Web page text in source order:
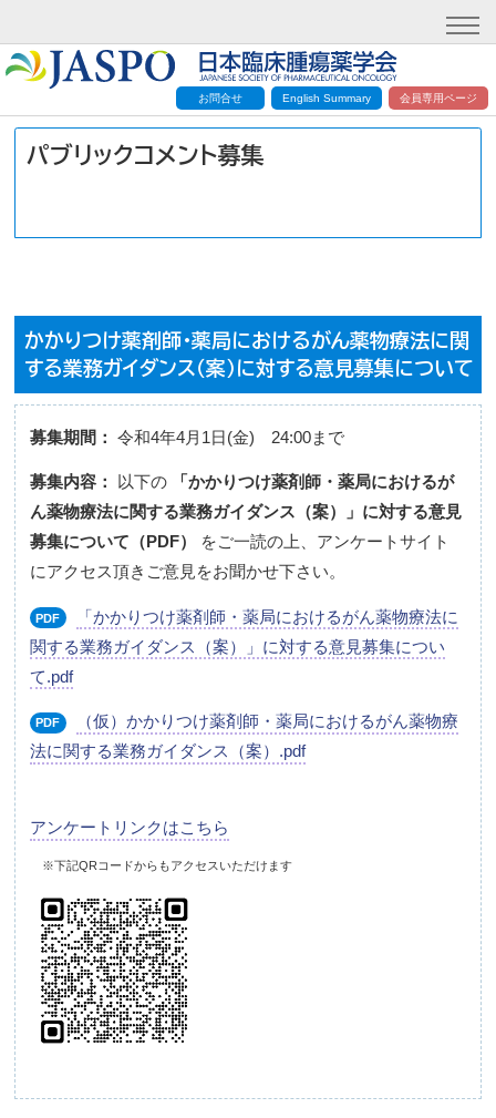
お問合せ English Summary 会員専用ページ
パブリックコメント募集
かかりつけ薬剤師・薬局におけるがん薬物療法に関
する業務ガイダンス（案）に対する意見募集について
募集期間：令和4年4月1日(金) 24:00まで
募集内容： 以下の
「かかりつけ薬剤師・薬局におけるが
ん薬物療法に関する業務ガイダンス（案）」に対する意見
募集について（PDF）
をご一読の上、アンケートサイト
にアクセス頂きご意見をお聞かせ下さい。
PDF
「かかりつけ薬剤師・薬局におけるがん薬物療法に
関する業務ガイダンス（案）」に対する意見募集につい
て.pdf
PDF
（仮）かかりつけ薬剤師・薬局におけるがん薬物療
法に関する業務ガイダンス（案）.pdf
アンケートリンクはこちら
※下記QRコードからもアクセスいただけます